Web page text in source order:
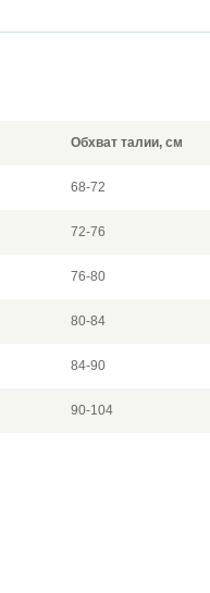
Обхват талии, см
68-72
72-76
76-80
80-84
84-90
90-104